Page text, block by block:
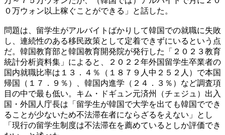
０万ウォン以上稼ぐことができる」と話した。
問題は、留学生がアルバイトばかりして韓国での就職に失敗
し、連続性のある移民政策として定着できずにいるという点
だ。韓国教育部と韓国教育開発院が発行した「２０２３教育
統計分析資料集」によると、２０２２年外国留学生卒業者の
国内就職比率は１３．４％（１８７９人中２５２人）で本国
帰国（１７．９％）、韓国内進学（２４．３％）など調査項
目の中で最も低い。キム・ドギュン元済州（チェジュ）出入
国・外国人庁長は「留学生が韓国で大学を出ても韓国ででき
ることが少ないため不法滞在者にならざるをえない」とし
「現行の留学生制度は不法滞在を薦めているとしか評価でき